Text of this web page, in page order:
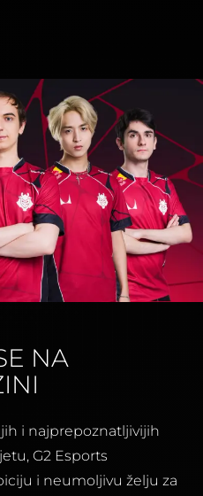
NA
i najprepoznatljivijih
G2 Esports
i neumoljivu želju za